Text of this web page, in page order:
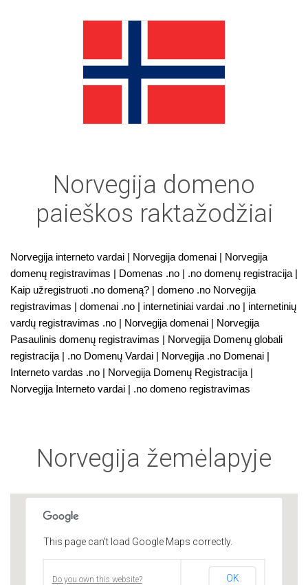
Norvegija domeno
paieškos raktažodžiai
Norvegija interneto vardai | Norvegija domenai | Norvegija
domenų registravimas | Domenas .no | .no domenų registracija |
Kaip užregistruoti .no domeną? | domeno .no Norvegija
registravimas | domenai .no | internetiniai vardai .no | internetinių
vardų registravimas .no | Norvegija domenai | Norvegija
Pasaulinis domenų registravimas | Norvegija Domenų globali
registracija | .no Domenų Vardai | Norvegija .no Domenai |
Interneto vardas .no | Norvegija Domenų Registracija |
Norvegija Interneto vardai | .no domeno registravimas
Norvegija žemėlapyje
This page can't load Google Maps correctly.
Do you own this website? OK